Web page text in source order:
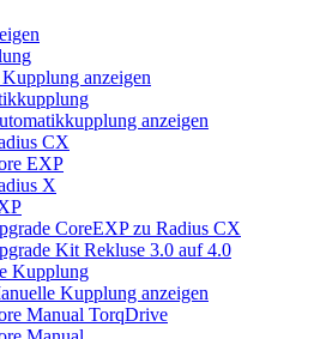
anzeigen
anzeigen
CX
EXP
X
CoreEXP zu Radius CX
Kit Rekluse 3.0 auf 4.0
Kupplung
Kupplung anzeigen
Manual TorqDrive